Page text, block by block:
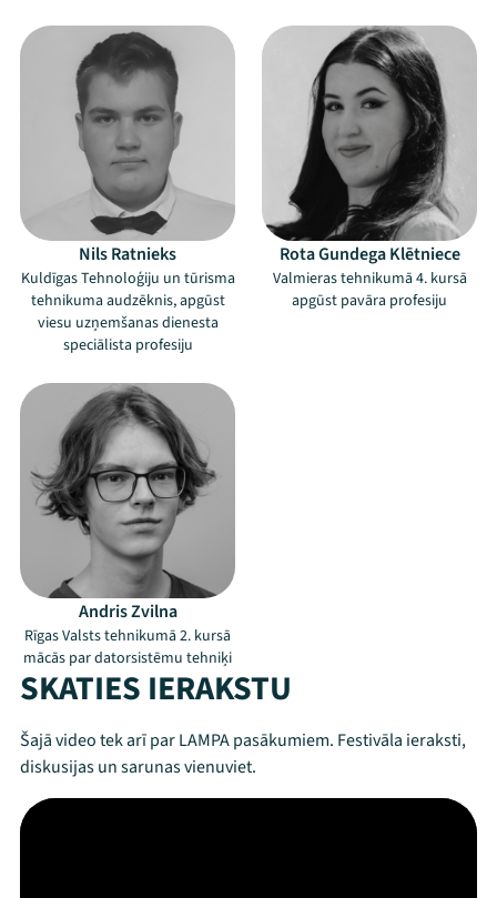
Mana programma
Festivāls
Nils Ratnieks
Kuldīgas Tehnoloģiju un tūrisma
tehnikuma audzēknis, apgūst
viesu uzņemšanas dienesta
speciālista profesiju
Rota Gundega Klētniece
Valmieras tehnikumā 4. kursā
apgūst pavāra profesiju
Andris Zvilna
Rīgas Valsts tehnikumā 2. kursā
mācās par datorsistēmu tehniķi
SKATIES IERAKSTU
Šajā video tek arī par LAMPA pasākumiem. Festivāla ieraksti,
diskusijas un sarunas vienuviet.